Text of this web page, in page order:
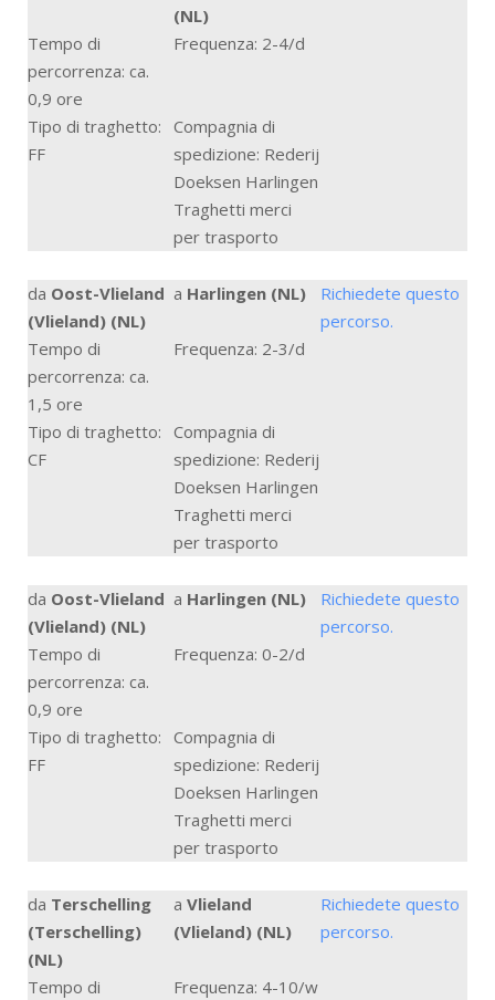
(NL)
Tempo di
percorrenza: ca.
0,9 ore
Frequenza: 2-4/d
Tipo di traghetto:
FF
Compagnia di
spedizione: Rederij
Doeksen Harlingen
Traghetti merci
per trasporto
da Oost-Vlieland
(Vlieland) (NL)
a Harlingen (NL)
Richiedete questo
percorso.
Tempo di
percorrenza: ca.
1,5 ore
Frequenza: 2-3/d
Tipo di traghetto:
CF
Compagnia di
spedizione: Rederij
Doeksen Harlingen
Traghetti merci
per trasporto
da Oost-Vlieland
(Vlieland) (NL)
a Harlingen (NL)
Richiedete questo
percorso.
Tempo di
percorrenza: ca.
0,9 ore
Frequenza: 0-2/d
Tipo di traghetto:
FF
Compagnia di
spedizione: Rederij
Doeksen Harlingen
Traghetti merci
per trasporto
da Terschelling
(Terschelling)
(NL)
a Vlieland
(Vlieland) (NL)
Richiedete questo
percorso.
Tempo di
Frequenza: 4-10/w